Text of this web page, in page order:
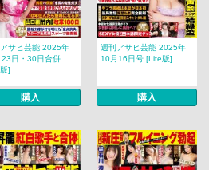
サヒ芸能 2025年
日・30日合併...
]
購入
週刊アサヒ芸能 2025年
10月16日号 [Lite版]
購入